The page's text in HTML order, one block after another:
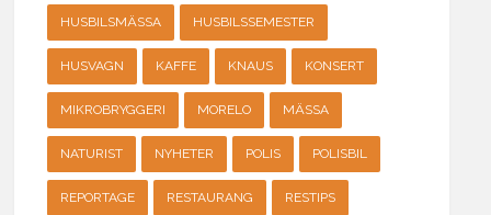
HUSBILSMÄSSA HUSBILSSEMESTER
HUSVAGN KAFFE KNAUS KONSERT
MIKROBRYGGERI MORELO MÄSSA
NATURIST NYHETER POLIS POLISBIL
REPORTAGE RESTAURANG RESTIPS